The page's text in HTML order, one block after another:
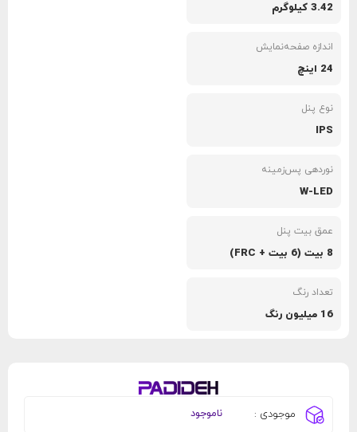
3.42 کیلوگرم
اندازه صفحه‌نمایش
24 اینچ
نوع پنل
IPS
نوردهی پس‌زمینه
W-LED
عمق بیت پنل
8 بیت (6 بیت + FRC)
تعداد رنگ
16 میلیون رنگ
موجودی : ناموجود